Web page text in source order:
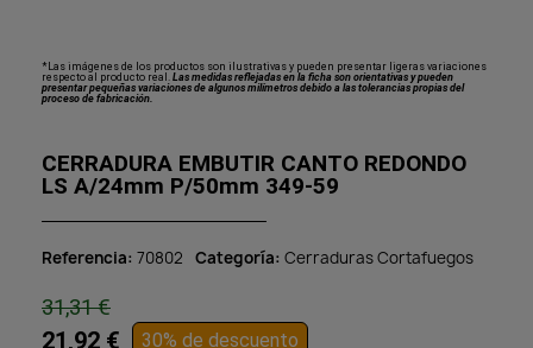
*Las imágenes de los productos son ilustrativas y pueden presentar ligeras variaciones
respecto al producto real. Las medidas reflejadas en la ficha son orientativas y pueden
presentar pequeñas variaciones de algunos milímetros debido a las tolerancias propias del
proceso de fabricación.
CERRADURA EMBUTIR CANTO REDONDO
LS A/24mm P/50mm 349-59
Referencia 70802 Categoría Cerraduras Cortafuegos
31,31 €
21,92 € 30% de descuento